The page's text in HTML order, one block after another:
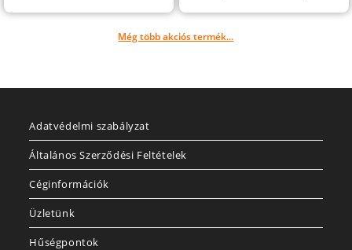
Még több akciós termék...
Adatvédelmi szabályzat
Általános Szerződési Feltételek
Céginformációk
Üzletünk
Hűségpontok